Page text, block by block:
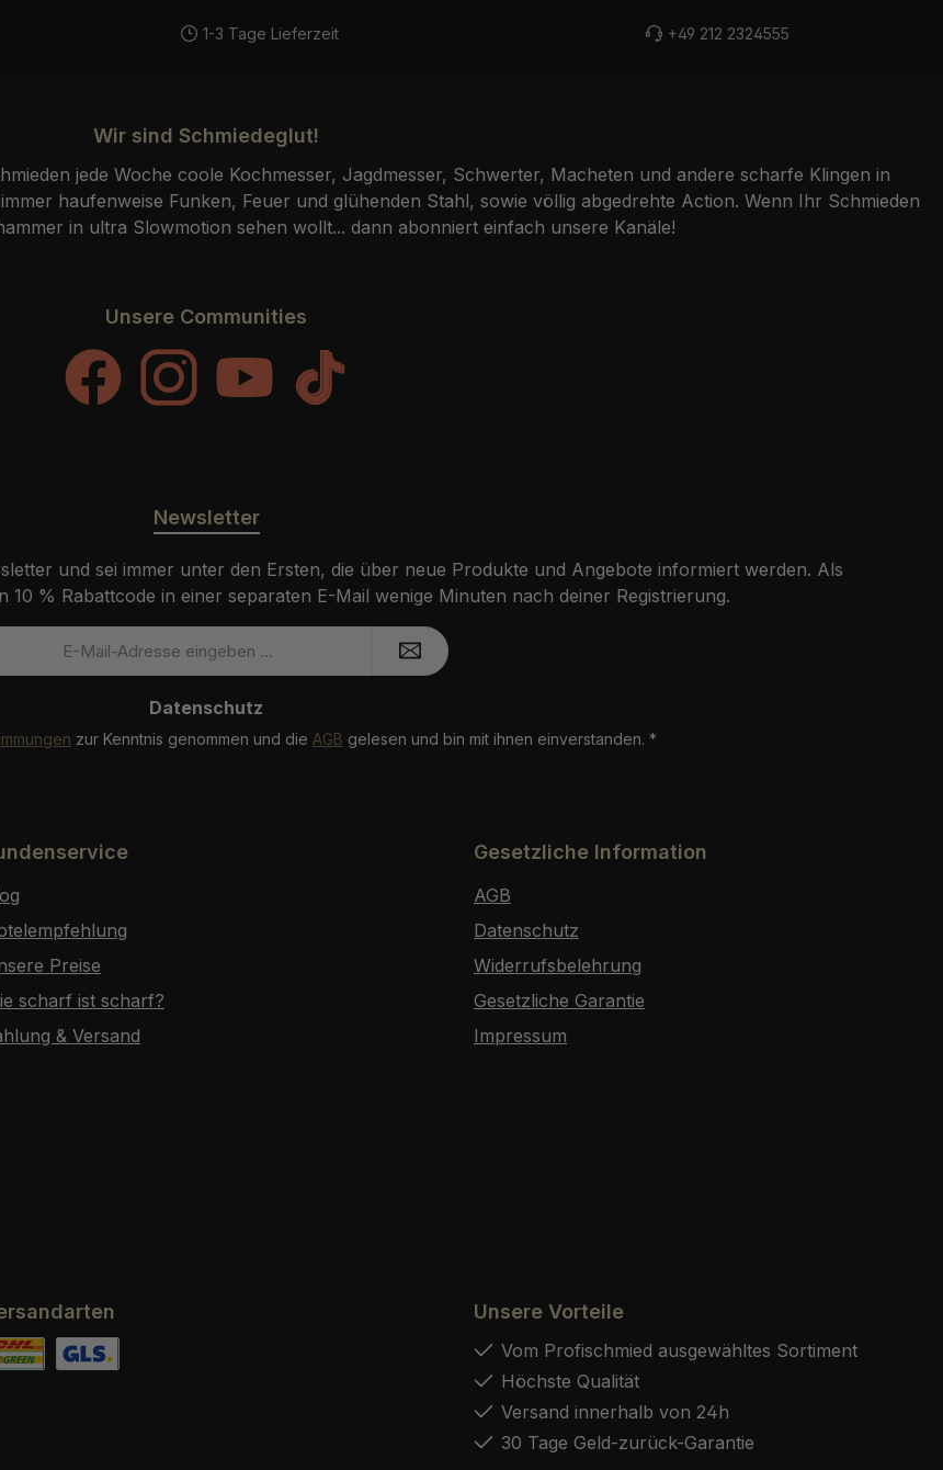
1-3 Tage Lieferzeit +49 212 2324555
Wir sind Schmiedeglut!
jede Woche coole Kochmesser, Jagdmesser, Schwerter, Macheten und andere scharfe Klingen in
haufenweise Funken, Feuer und glühenden Stahl, sowie völlig abgedrehte Action. Wenn Ihr Schmieden
in ultra Slowmotion sehen wollt... dann abonniert einfach unsere Kanäle!
Unsere Communities
Facebook Instagram YouTube TikTok
Newsletter
und sei immer unter den Ersten, die über neue Produkte und Angebote informiert werden. Als
10 % Rabattcode in einer separaten E-Mail wenige Minuten nach deiner Registrierung.
Datenschutz
zur Kenntnis genommen und die AGB gelesen und bin mit ihnen einverstanden. *
Preise
scharf ist scharf?
& Versand
Gesetzliche Information
AGB
Datenschutz
Widerrufsbelehrung
Gesetzliche Garantie
Impressum
Unsere Vorteile
Vom Profischmied ausgewähltes Sortiment
Höchste Qualität
Versand innerhalb von 24h
30 Tage Geld-zurück-Garantie